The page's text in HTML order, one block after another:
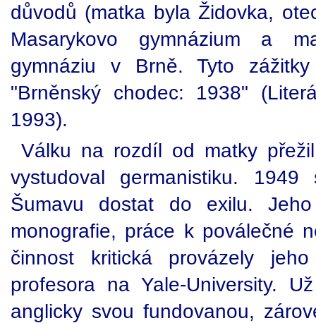
důvodů (matka byla Židovka,
Masarykovo gymnázium a
gymnáziu v Brně. Tyto
"Brněnský chodec: 1938"
1993).
Válku na rozdíl od matky
vystudoval germanistiku.
Šumavu dostat do exilu.
monografie, práce k poválečné
činnost kritická provázely jeho
profesora na Yale-University.
anglicky svou fundovanou,